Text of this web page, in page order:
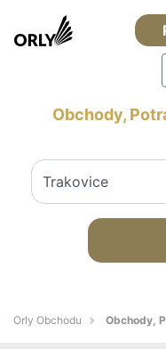
Obchody,
Orly Obchodu Obchody,